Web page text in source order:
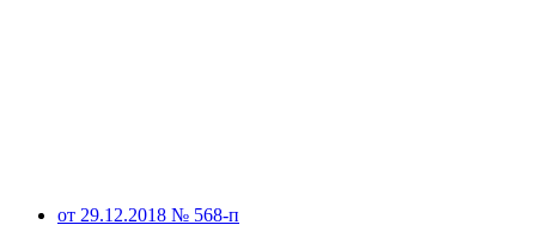
от 29.12.2018 № 568-п